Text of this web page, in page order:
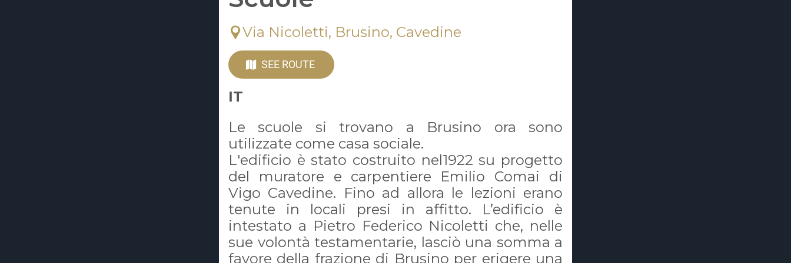
Via Nicoletti, Brusino, Cavedine
SEE ROUTE
IT
Le scuole si trovano a Brusino ora sono
utilizzate come casa sociale.
L'edificio è stato costruito nel1922 su progetto
del muratore e carpentiere Emilio Comai di
Vigo Cavedine. Fino ad allora le lezioni erano
tenute in locali presi in affitto. L’edificio è
intestato a Pietro Federico Nicoletti che, nelle
sue volontà testamentarie, lasciò una somma a
favore della frazione di Brusino per erigere una